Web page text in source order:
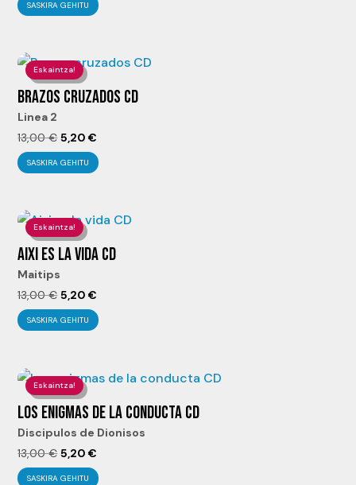
original
13,00 €.5,20 €.
SASKIRA GEHITU
Eskaintza!
BRAZOS CRUZADOS CD
Linea 2
13,00€El
precio
original
13,00 €.
5,20€
precio
5,20 €.
SASKIRA GEHITU
Eskaintza!
AIXI ES LA VIDA CD
Maitips
13,00€El
precio
13,00 €.
5,20€
precio
5,20 €.
SASKIRA GEHITU
Eskaintza!
LOS ENIGMAS DE LA CONDUCTA CD
Discipulos de Dionisos
13,00€El
precio
5,20€
precio
SASKIRA GEHITU